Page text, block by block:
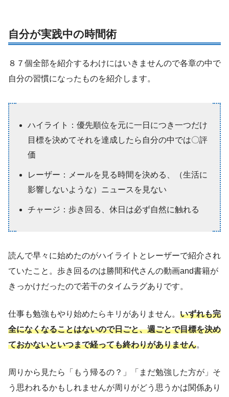
自分が実践中の時間術
８７個全部を紹介するわけにはいきませんので各章の中で
自分の習慣になったものを紹介します。
ハイライト：優先順位を元に一日につき一つだけ
目標を決めてそれを達成したら自分の中では〇評
価
レーザー：メールを見る時間を決める、（生活に
影響しないような）ニュースを見ない
チャージ：歩き回る、休日は必ず自然に触れる
読んで早々に始めたのがハイライトとレーザーで紹介され
ていたこと。歩き回るのは勝間和代さんの動画and書籍が
きっかけだったので若干のタイムラグありです。
仕事も勉強もやり始めたらキリがありません。 いずれも完
全になくなることはないので日ごと、週ごとで目標を決め
ておかないといつまで経っても終わりがありません。
周りから見たら「もう帰るの？」「まだ勉強した方が」そ
う思われるかもしれませんが周りがどう思うかは関係あり